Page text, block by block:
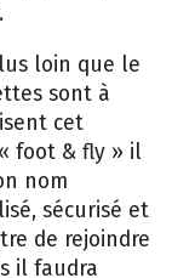
loin que le
sont à
cet
foot & fly » il
nom
sécurisé et
de rejoindre
il faudra